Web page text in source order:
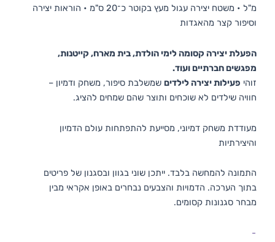
מ"ל • משטח יצירה עגול מעץ בקוטר כ־20 ס"מ • הוראות יצירה
וסיפור קצר מהאגדות
הפעלת יצירה קסומה לימי הולדת, בית מארח, קייטנות,
מפגשים חברתיים ועוד.
זוהי פעילות יצירה לילדים שמשלבת סיפור, משחק ודמיון –
חוויה שילדים לא שוכחים ותוצר שהם שמחים להציג.
מעודדת משחק דמיוני, מסייעת להתפתחות עולם הדמיון
והיצירתיות
התמונה להמחשה בלבד. ייתכן שוני בגוון ובסגנון של פריטים
בתוך הערכה. הדמויות והצבעים נבחרים באופן אקראי מבין
מבחר סגנונות קסומים.
-